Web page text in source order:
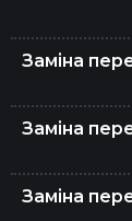
Заміна
Заміна
Заміна